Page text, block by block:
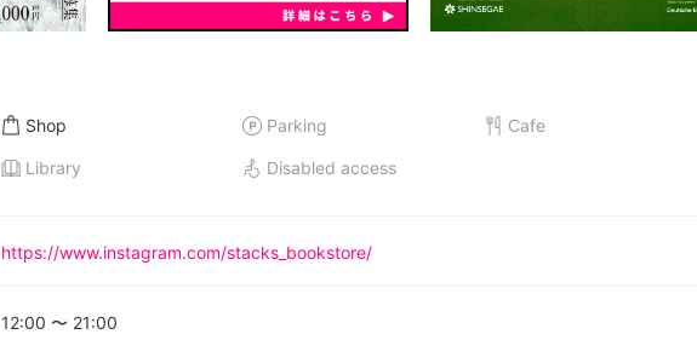
Shop Parking Cafe
Library Disabled access
https://www.instagram.com/stacks_bookstore/
12:00 〜 21:00